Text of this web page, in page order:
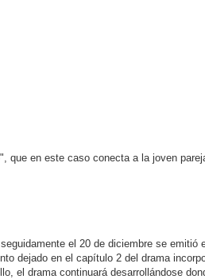
que en este caso conecta a la joven
el 20 de diciembre se emitió
dejado en el capítulo 2 del drama
el drama continuará desarrollándose